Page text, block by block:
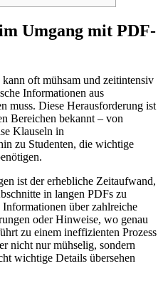
Umgang mit PDF-
oft mühsam und zeitintensiv
Informationen aus
muss. Diese Herausforderung ist
Bereichen bekannt – von
Klauseln in
zu Studenten, die wichtige
ist der erhebliche Zeitaufwand,
in langen PDFs zu
über zahlreiche
oder Hinweise, wo genau
zu einem ineffizienten Prozess
nicht nur mühselig, sondern
wichtige Details übersehen